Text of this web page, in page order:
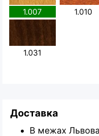
1.007 1.010
1.031
Доставка
В межах